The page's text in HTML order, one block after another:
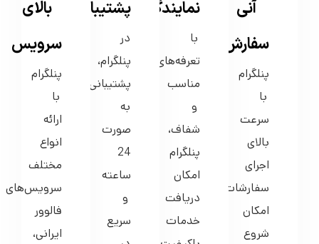
سفارش
پنلگرام
با
سرعت
اجرای
سفارشات،
امکان
شروع
آنی
با
تعرفه‌های
مناسب
و
پنلگرام
امکان
دریافت
خدمات
باکیفیت
را
در
پنلگرام،
پشتیبانی
به
صورت
ساعته
دسترس
سرویس
پنلگرام
با
ارائه
انواع
مختلف
سرویس‌های
ایرانی،
خارجی،